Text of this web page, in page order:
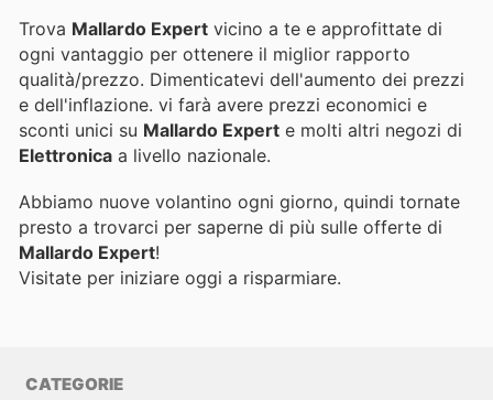
Trova Mallardo Expert vicino a te e approfittate di
ogni vantaggio per ottenere il miglior rapporto
qualità/prezzo. Dimenticatevi dell'aumento dei prezzi
e dell'inflazione. vi farà avere prezzi economici e
sconti unici su Mallardo Expert e molti altri negozi di
Elettronica a livello nazionale.
Abbiamo nuove volantino ogni giorno, quindi tornate
presto a trovarci per saperne di più sulle offerte di
Mallardo Expert!
Visitate per iniziare oggi a risparmiare.
CATEGORIE